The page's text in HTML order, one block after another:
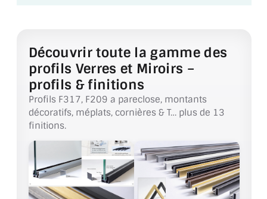
NOUS TROUVER - BUC 78
NOUS CONTACTER
Découvrir toute la gamme des
profils Verres et Miroirs –
profils & finitions
Profils F317, F209 a pareclose, montants
décoratifs, méplats, cornières & T… plus de 13
finitions.